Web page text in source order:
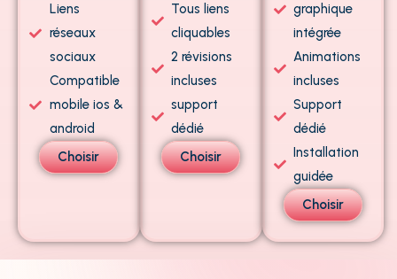
Liens
réseaux
sociaux
Compatible
mobile ios &
android
Choisir
Tous liens
cliquables
2 révisions
incluses
support
dédié
Choisir
graphique
intégrée
Animations
incluses
Support
dédié
Installation
guidée
Choisir